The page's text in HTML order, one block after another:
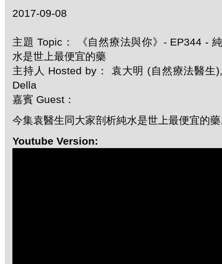
2017-09-08
主題 Topic： 《自然療法與你》- EP344 - 純
水是世上最便宜的藥
主持人 Hosted by： 袁大明 (自然療法醫生),
Della
嘉賓 Guest：
今集袁醫生同大家剖析純水是世上最便宜的
Youtube Version: